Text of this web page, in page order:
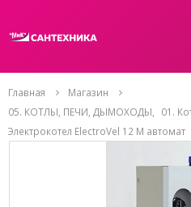
Главная
Магазин
05. КОТЛЫ, ПЕЧИ, ДЫМОХОДЫ
01.
Электрокотел ElectroVel 12 M автомат